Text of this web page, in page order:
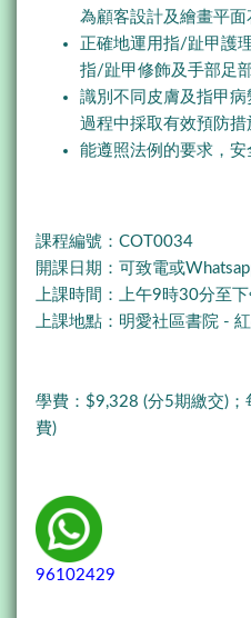
為顧客設計及繪畫平面
正確地運用指/趾甲護
指/趾甲修飾及手部足
識別不同皮膚及指甲
過程中採取有效預防措
能遵照法例的要求，安
課程編號：COT0034
開課日期：可致電或
上課時間：上午9時30分至
上課地點：明愛社區書院 -
學費：$9,328 (分5期繳交)
費)
96102429